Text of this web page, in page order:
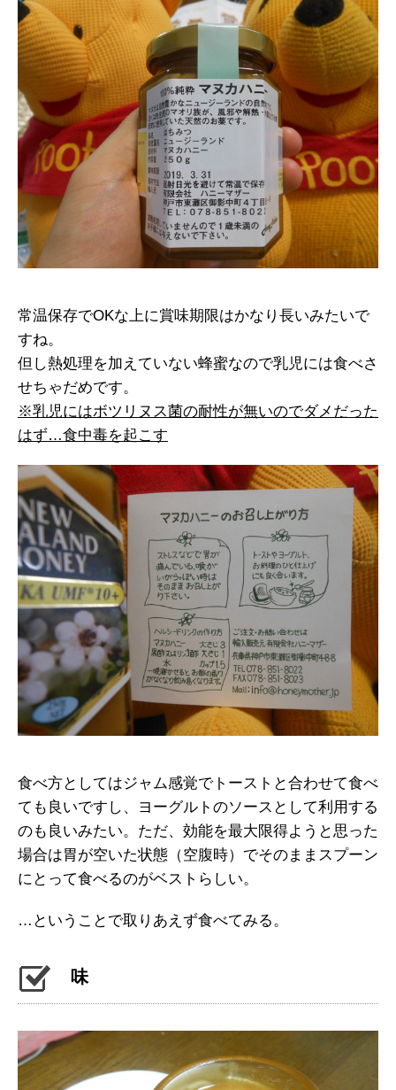
常温保存でOKな上に賞味期限はかなり長いみたいで
すね。
但し熱処理を加えていない蜂蜜なので乳児には食べさ
せちゃだめです。
※乳児にはボツリヌス菌の耐性が無いのでダメだった
はず…食中毒を起こす
食べ方としてはジャム感覚でトーストと合わせて食べ
ても良いですし、ヨーグルトのソースとして利用する
のも良いみたい。ただ、効能を最大限得ようと思った
場合は胃が空いた状態（空腹時）でそのままスプーン
にとって食べるのがベストらしい。
…ということで取りあえず食べてみる。
味